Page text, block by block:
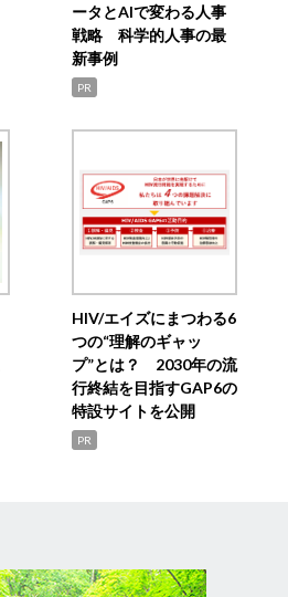
ータとAIで変わる人事
戦略 科学的人事の最
新事例
PR
HIV/エイズにまつわる6
つの“理解のギャッ
プ”とは？ 2030年の流
行終結を目指すGAP6の
特設サイトを公開
PR